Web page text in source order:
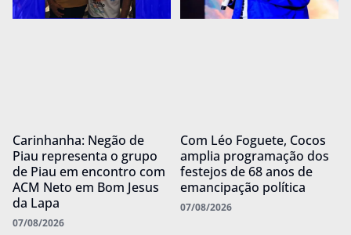
Carinhanha: Negão de
Piau representa o grupo
de Piau em encontro com
ACM Neto em Bom Jesus
da Lapa
07/08/2026
Com Léo Foguete, Cocos
amplia programação dos
festejos de 68 anos de
emancipação política
07/08/2026